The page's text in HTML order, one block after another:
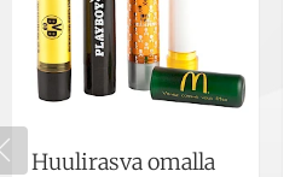
Huulirasva omalla